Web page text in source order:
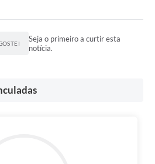
Seja o primeiro a curtir esta
notícia.